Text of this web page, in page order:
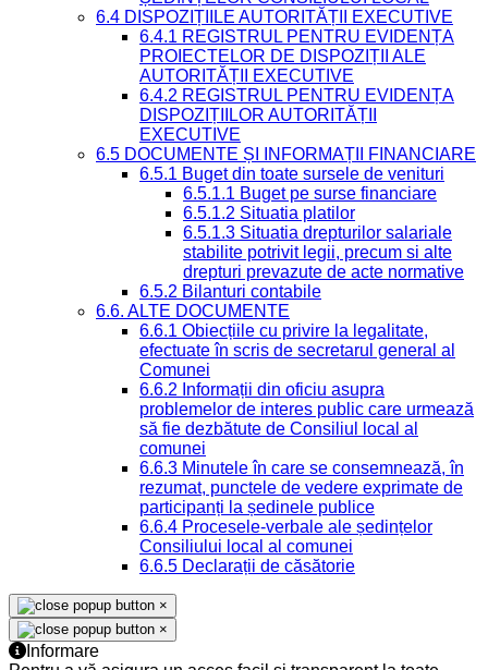
6.4 DISPOZIȚIILE AUTORITĂȚII EXECUTIVE
6.4.1 REGISTRUL PENTRU EVIDENȚA
PROIECTELOR DE DISPOZIȚII ALE
AUTORITĂȚII EXECUTIVE
6.4.2 REGISTRUL PENTRU EVIDENȚA
DISPOZIȚIILOR AUTORITĂȚII
EXECUTIVE
6.5 DOCUMENTE ȘI INFORMAȚII FINANCIARE
6.5.1 Buget din toate sursele de venituri
6.5.1.1 Buget pe surse financiare
6.5.1.2 Situatia platilor
6.5.1.3 Situatia drepturilor salariale
stabilite potrivit legii, precum si alte
drepturi prevazute de acte normative
6.5.2 Bilanturi contabile
6.6. ALTE DOCUMENTE
6.6.1 Obiecțiile cu privire la legalitate,
efectuate în scris de secretarul general al
Comunei
6.6.2 Informații din oficiu asupra
problemelor de interes public care urmează
să fie dezbătute de Consiliul local al
comunei
6.6.3 Minutele în care se consemnează, în
rezumat, punctele de vedere exprimate de
participanți la ședinele publice
6.6.4 Procesele-verbale ale ședințelor
Consiliului local al comunei
6.6.5 Declarații de căsătorie
×
×
Informare